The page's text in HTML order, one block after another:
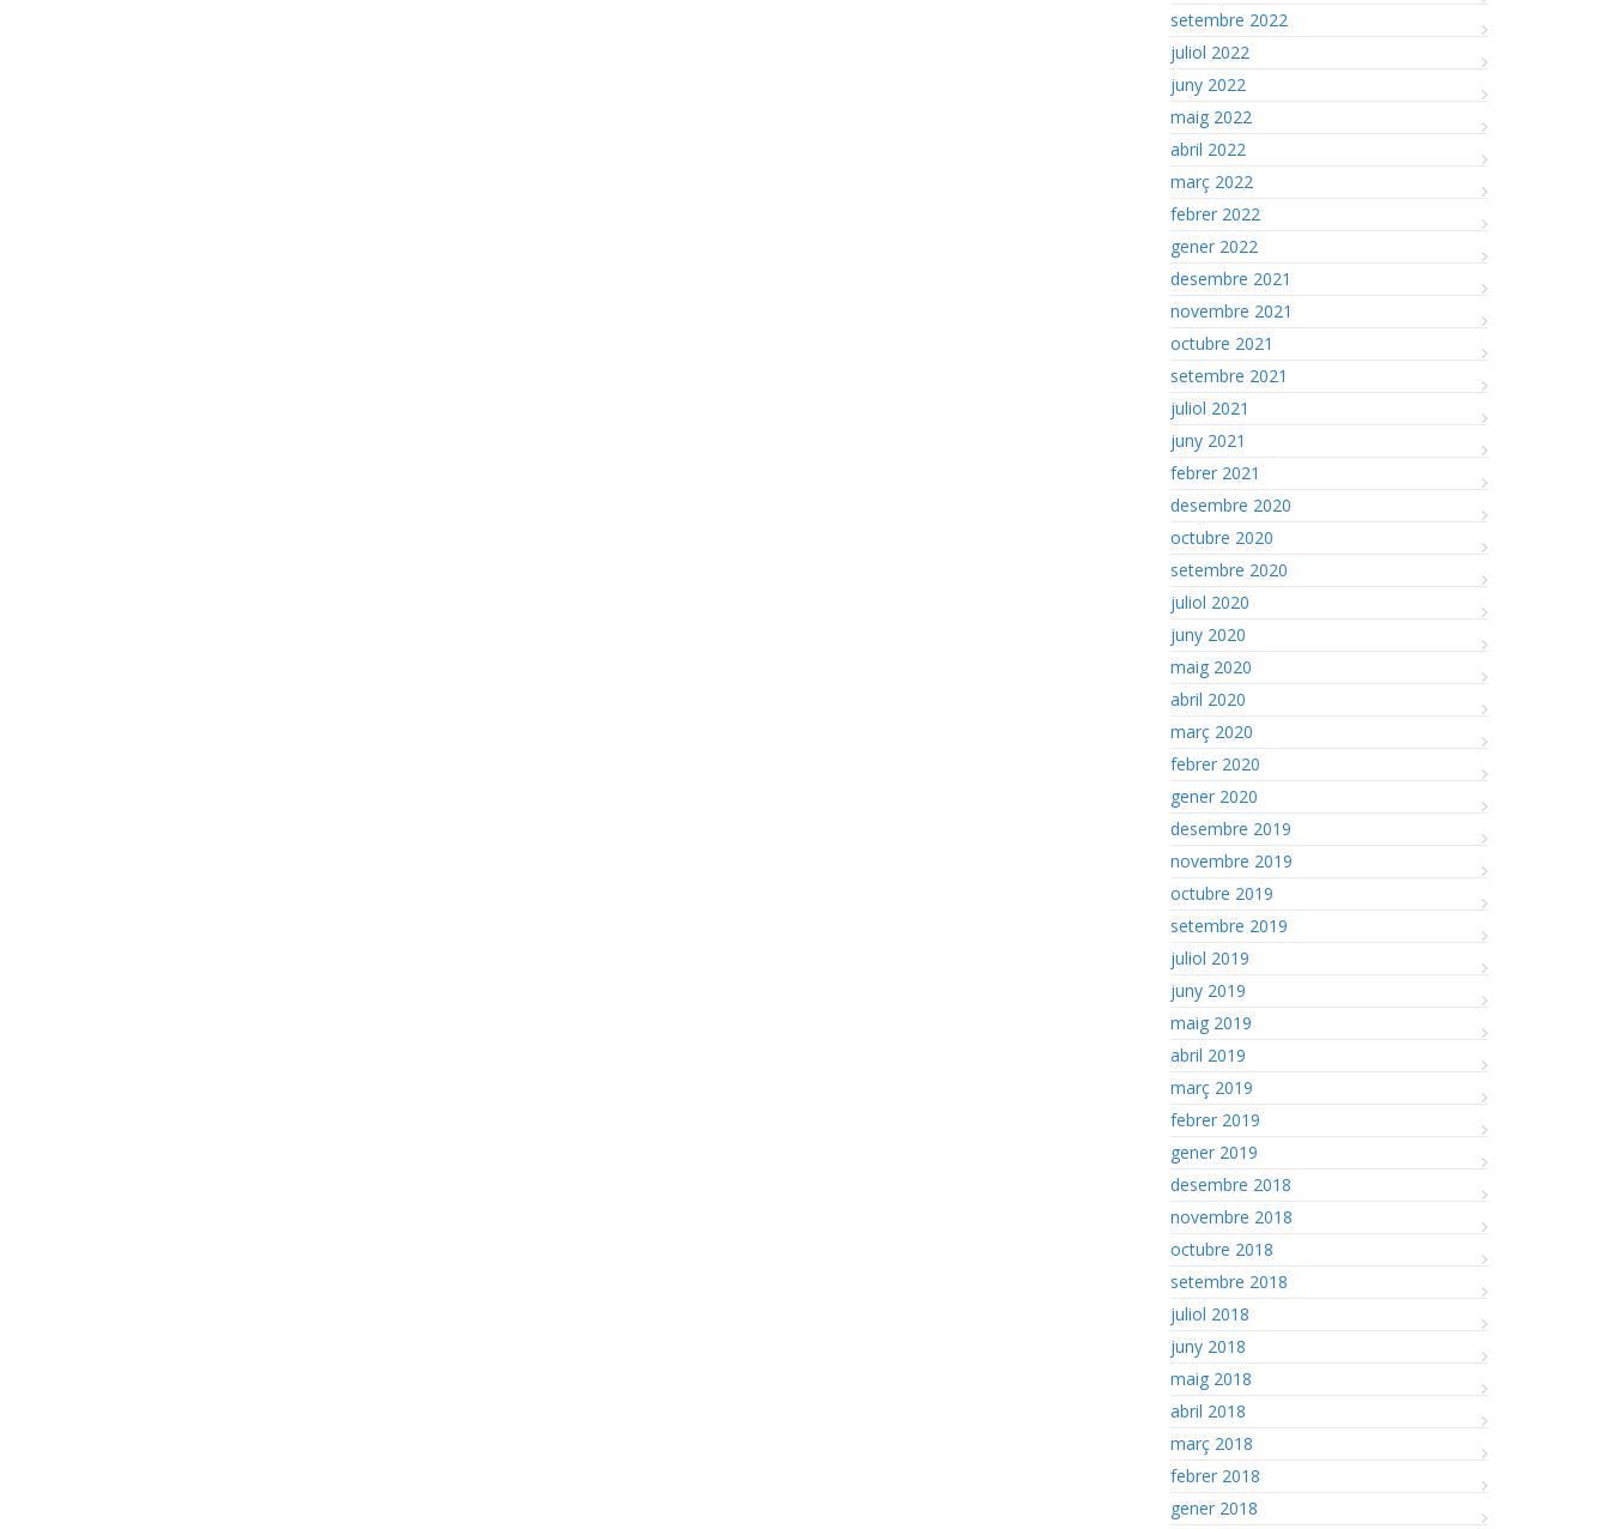
setembre 2022
juliol 2022
juny 2022
maig 2022
abril 2022
març 2022
febrer 2022
gener 2022
desembre 2021
novembre 2021
octubre 2021
setembre 2021
juliol 2021
juny 2021
febrer 2021
desembre 2020
octubre 2020
setembre 2020
juliol 2020
juny 2020
maig 2020
abril 2020
març 2020
febrer 2020
gener 2020
desembre 2019
novembre 2019
octubre 2019
setembre 2019
juliol 2019
juny 2019
maig 2019
abril 2019
març 2019
febrer 2019
gener 2019
desembre 2018
novembre 2018
octubre 2018
setembre 2018
juliol 2018
juny 2018
maig 2018
abril 2018
març 2018
febrer 2018
gener 2018